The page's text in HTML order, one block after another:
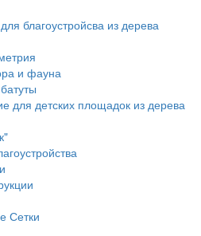
благоустройсва из дерева
и фауна
для детских площадок из дерева
Сетки